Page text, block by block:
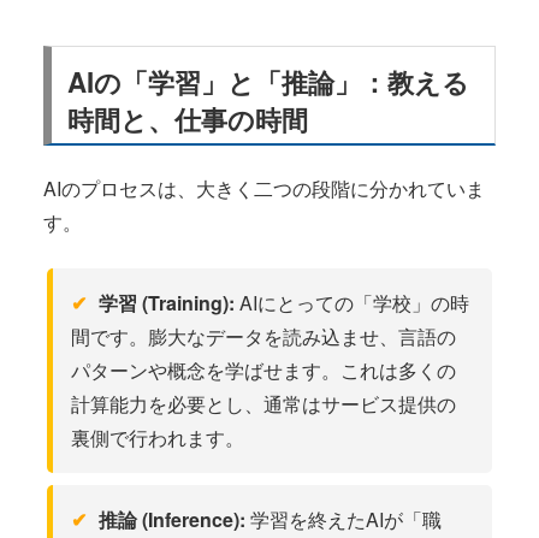
AIの「学習」と「推論」：教える
時間と、仕事の時間
AIのプロセスは、大きく二つの段階に分かれていま
す。
学習 (Training): AIにとっての「学校」の時
間です。膨大なデータを読み込ませ、言語の
パターンや概念を学ばせます。これは多くの
計算能力を必要とし、通常はサービス提供の
裏側で行われます。
推論 (Inference): 学習を終えたAIが「職